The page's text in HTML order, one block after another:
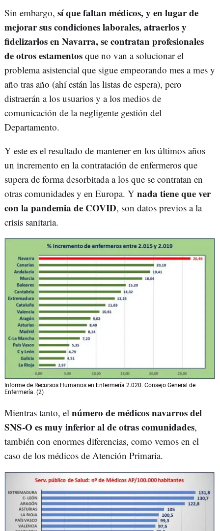
Sin embargo, sí que faltan médicos, y en lugar de
mejorar sus condiciones laborales, atraerlos y
fidelizarlos en Navarra, se contratan profesionales
de otros estamentos que no van a solucionar el
problema asistencial que sigue empeorando mes a mes y
año tras año (ahí están las listas de espera), pero
distraerán a los usuarios y a los medios de
comunicación de la negligente gestión del
Departamento.
Y este es el resultado de mantener en los últimos años
un incremento en la contratación de enfermeros que
supera de forma desorbitada a los que se contratan en
otras comunidades y en Europa. Y nada tiene que ver
con la pandemia de COVID, son datos previos a la
crisis sanitaria.
Informe de Recursos Humanos en Enfermería 2.020. Consejo General de
Enfermería. (2)
Mientras tanto, el número de médicos navarros del
SNS-O es muy inferior al de otras comunidades,
también con enormes diferencias, como vemos en el
caso de los médicos de Atención Primaria.